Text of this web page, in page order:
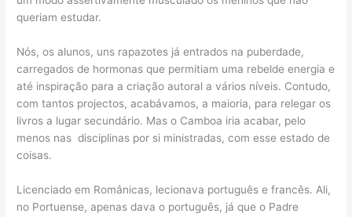
queriam estudar.
Nós, os alunos, uns rapazotes já entrados na puberdade,
carregados de hormonas que permitiam uma rebelde energia e
até inspiração para a criação autoral a vários níveis. Contudo,
com tantos projectos, acabávamos, a maioria, para relegar os
livros a lugar secundário. Mas o Camboa iria acabar, pelo
menos nas disciplinas por si ministradas, com esse estado de
coisas.
Licenciado em Românicas, lecionava português e francês. Ali,
no Portuense, apenas dava o português, já que o Padre